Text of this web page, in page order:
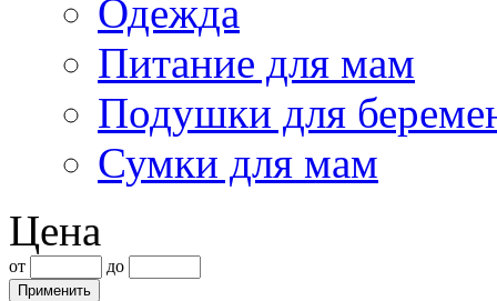
Одежда
Питание для мам
Подушки для
Сумки для мам
Цена
от до